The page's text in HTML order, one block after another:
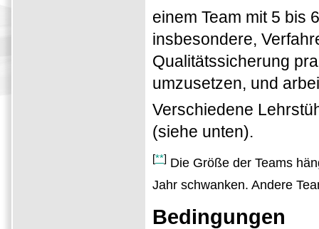
einem Team mit 5 bis
insbesondere,
Qualitätssicherung
umzusetzen, und
Verschiedene
(siehe unten).
[**] Die Größe der Teams
Jahr schwanken. Andere
Bedingungen